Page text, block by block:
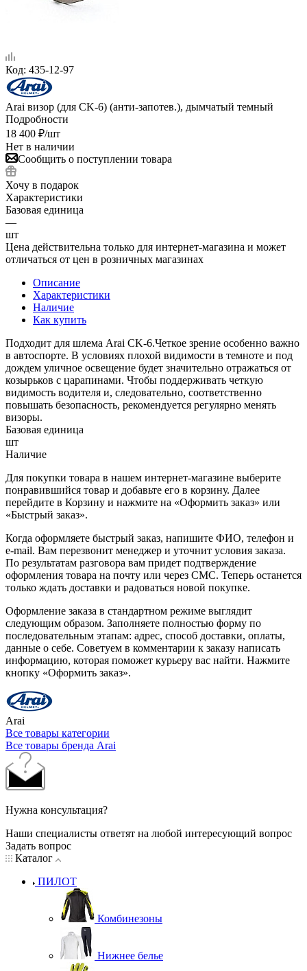
Код: 435-12-97
Arai визор (для CK-6) (анти-запотев.), дымчатый темный
Подробности
18 400 ₽/шт
Нет в наличии
Сообщить о поступлении товара
Хочу в подарок
Характеристики
Базовая единица
—
шт
Цена действительна только для интернет-магазина и может
отличаться от цен в розничных магазинах
Описание
Характеристики
Наличие
Как купить
Подходит для шлема Arai CK-6.Четкое зрение особенно важно
в автоспорте. В условиях плохой видимости в темноте и под
дождем уличное освещение будет значительно отражаться от
козырьков с царапинами. Чтобы поддерживать четкую
видимость водителя и, следовательно, соответственно
повышать безопасность, рекомендуется регулярно менять
визоры.
Базовая единица
шт
Наличие
Для покупки товара в нашем интернет-магазине выберите
понравившийся товар и добавьте его в корзину. Далее
перейдите в Корзину и нажмите на «Оформить заказ» или
«Быстрый заказ».
Когда оформляете быстрый заказ, напишите ФИО, телефон и
e-mail. Вам перезвонит менеджер и уточнит условия заказа.
По результатам разговора вам придет подтверждение
оформления товара на почту или через СМС. Теперь останется
только ждать доставки и радоваться новой покупке.
Оформление заказа в стандартном режиме выглядит
следующим образом. Заполняете полностью форму по
последовательным этапам: адрес, способ доставки, оплаты,
данные о себе. Советуем в комментарии к заказу написать
информацию, которая поможет курьеру вас найти. Нажмите
кнопку «Оформить заказ».
Arai
Все товары категории
Все товары бренда Arai
Нужна консультация?
Наши специалисты ответят на любой интересующий вопрос
Задать вопрос
Каталог
ПИЛОТ
Комбинезоны
Нижнее белье